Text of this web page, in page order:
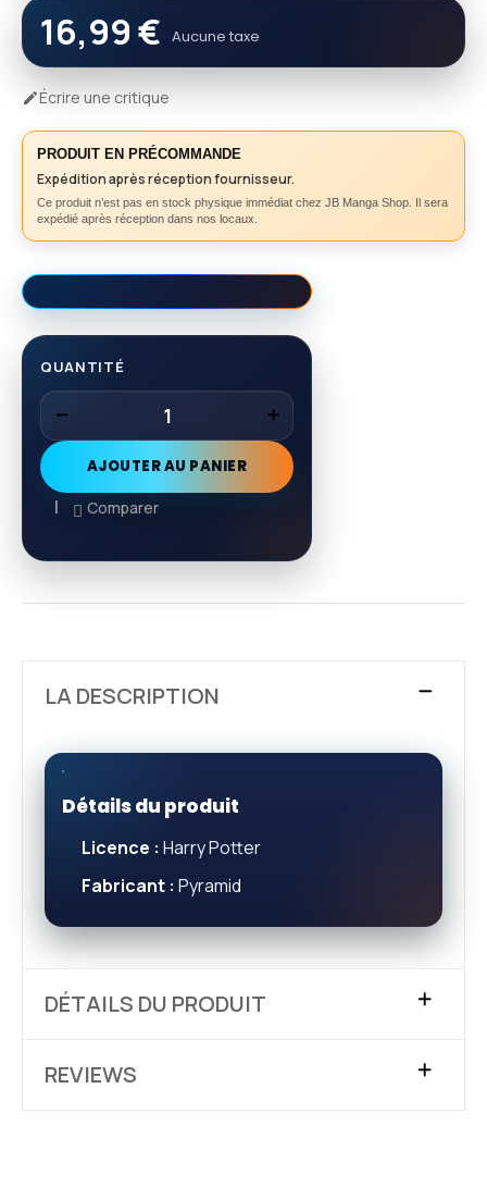
16,99 € Aucune taxe
Écrire une critique
PRODUIT EN PRÉCOMMANDE
Expédition après réception fournisseur.
Ce produit n’est pas en stock physique immédiat chez JB Manga Shop. Il sera
expédié après réception dans nos locaux.
QUANTITÉ
AJOUTER AU PANIER
Comparer
LA DESCRIPTION
Détails du produit
Licence : Harry Potter
Fabricant : Pyramid
DÉTAILS DU PRODUIT
REVIEWS